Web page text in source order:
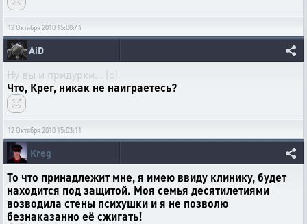
12 Октября 2010 15:00:44
AiD
Ну вы и придурки... (с)
Что, Крег, никак не наиграетесь?
12 Октября 2010 15:03:11
Kreg
То что принадлежит мне, я имею ввиду клинику, будет
находится под защитой. Моя семья десятилетиями
возводила стены психушки и я не позволю
безнаказанно её сжигать!